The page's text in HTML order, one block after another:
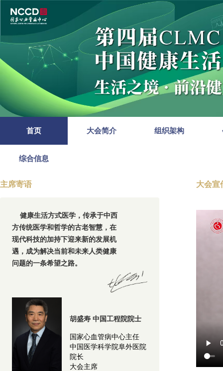
首页 大会简介 组织架构
综合信息
主席寄语
健康生活方式医学，传承于中西
方传统医学和哲学的古老智慧，在
现代科技的加持下迎来新的发展机
遇，成为解决当前和未来人类健康
问题的一条希望之路。
胡盛寿 中国工程院院士
国家心血管病中心主任
中国医学科学院阜外医院
院长
大会主席
大会宣